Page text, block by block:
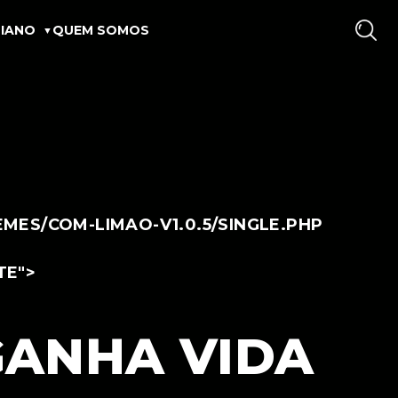
QUEM SOMOS
COM-LIMAO-V1.0.5/SINGLE.PHP
VIDA